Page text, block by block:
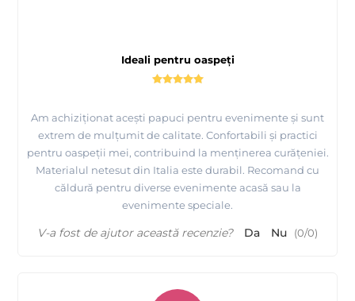
Ideali pentru oaspeți
Am achiziționat acești papuci pentru evenimente și sunt
extrem de mulțumit de calitate. Confortabili și practici
pentru oaspeții mei, contribuind la menținerea curățeniei.
Materialul netesut din Italia este durabil. Recomand cu
căldură pentru diverse evenimente acasă sau la
evenimente speciale.
V-a fost de ajutor această recenzie? Da Nu (0/0)